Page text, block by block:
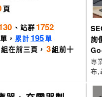
頁
、站群 1752
單， 累計 195單
組在前三頁， 3組前十
詢
專
布,